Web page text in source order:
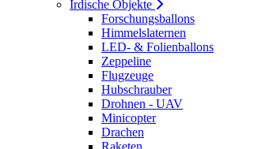
Irdische Objekte
Forschungsballons
Himmelslaternen
LED- & Folienballons
Zeppeline
Flugzeuge
Hubschrauber
Drohnen - UAV
Minicopter
Drachen
Raketen